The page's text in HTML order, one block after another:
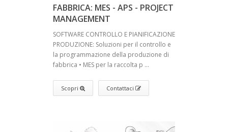
FABBRICA: MES - APS - PROJECT
MANAGEMENT
SOFTWARE CONTROLLO E PIANIFICAZIONE
PRODUZIONE: Soluzioni per il controllo e
la programmazione della produzione di
fabbrica • MES per la raccolta p ...
Scopri Contattaci